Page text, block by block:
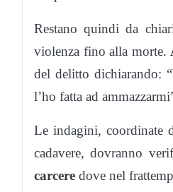
Restano quindi da
violenza fino alla morte.
del delitto dichiarando:
l’ho fatta ad
Le indagini, coordinate
cadavere, dovranno
carcere dove nel